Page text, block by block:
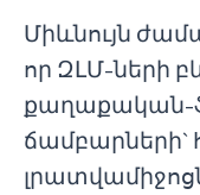
Միևնույն
որ ԶԼՄ-ների
քաղաքական-
ճամբարների`